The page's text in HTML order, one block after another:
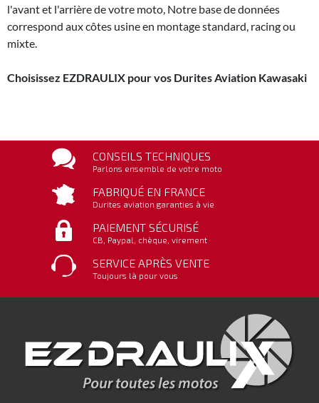
l'avant et l'arrière de votre moto, Notre base de données
correspond aux côtes usine en montage standard, racing ou
mixte.
Choisissez EZDRAULIX pour vos Durites Aviation Kawasaki
CONSEILS TECHNIQUES
Parlons ensemble de votre moto
FABRIQUÉ EN FRANCE
Durites aviation garanties à vie
PAIEMENT SÉCURISÉ
CB, Paypal, chèque, virement
SERVICE APRÈS VENTE
Toujours là pour vous